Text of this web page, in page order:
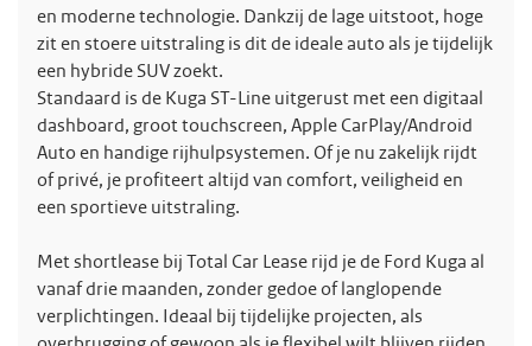
en moderne technologie. Dankzij de lage uitstoot, hoge
zit en stoere uitstraling is dit de ideale auto als je tijdelijk
een hybride SUV zoekt.
Standaard is de Kuga ST-Line uitgerust met een digitaal
dashboard, groot touchscreen, Apple CarPlay/Android
Auto en handige rijhulpsystemen. Of je nu zakelijk rijdt
of privé, je profiteert altijd van comfort, veiligheid en
een sportieve uitstraling.
Met shortlease bij Total Car Lease rijd je de Ford Kuga al
vanaf drie maanden, zonder gedoe of langlopende
verplichtingen. Ideaal bij tijdelijke projecten, als